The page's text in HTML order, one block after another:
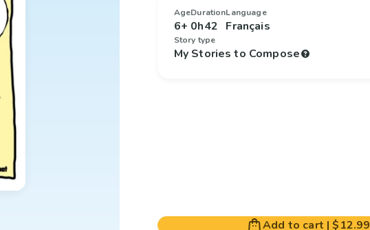
Age
6+
Duration
0h42
Language
Français
Story type
My Stories to Compose
Add to cart |$12.99